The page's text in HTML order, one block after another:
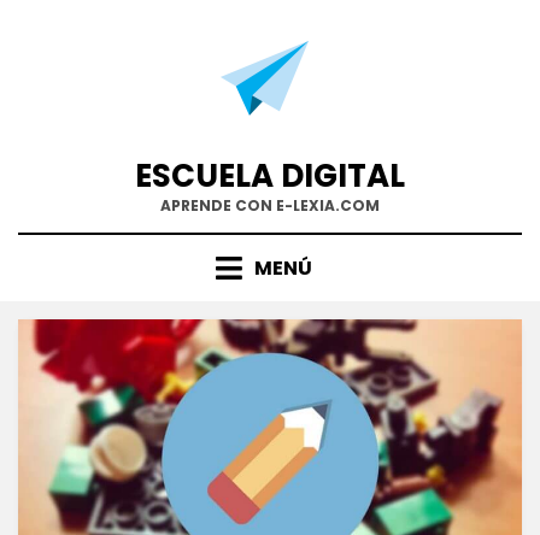
ESCUELA DIGITAL
APRENDE CON E-LEXIA.COM
MENÚ